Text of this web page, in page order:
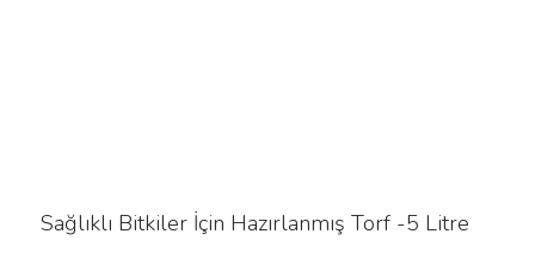
Sağlıklı Bitkiler İçin Hazırlanmış Torf -5 Litre